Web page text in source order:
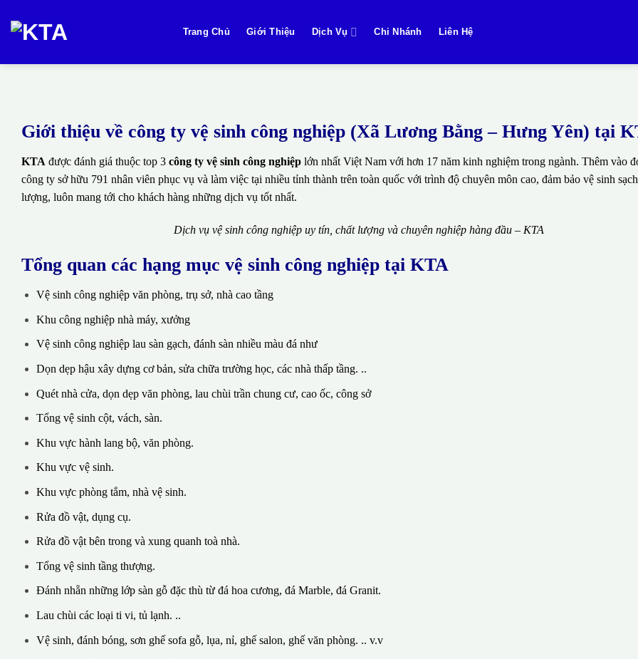
qua
dung
Trang Chủ Giới Thiệu Dịch Vụ Chi Nhánh Liên Hệ
Giới thiệu về công ty vệ sinh công nghiệp (Xã Lương Bằng – Hưng Yên) tại
KTA được đánh giá thuộc top 3 công ty vệ sinh công nghiệp lớn nhất Việt Nam với hơn 17 năm kinh nghiệm trong ngành. Thêm vào
công ty sở hữu 791 nhân viên phục vụ và làm việc tại nhiều tỉnh thành trên toàn quốc với trình độ chuyên môn cao, đảm bảo vệ sinh
lượng, luôn mang tới cho khách hàng những dịch vụ tốt nhất.
Dịch vụ vệ sinh công nghiệp uy tín, chất lượng và chuyên nghiệp hàng đầu – KTA
Tổng quan các hạng mục vệ sinh công nghiệp tại KTA
Vệ sinh công nghiệp văn phòng, trụ sở, nhà cao tầng
Khu công nghiệp nhà máy, xưởng
Vệ sinh công nghiệp lau sàn gạch, đánh sàn nhiều màu đá như
Dọn dẹp hậu xây dựng cơ bản, sửa chữa trường học, các nhà thấp tầng. ..
Quét nhà cửa, dọn dẹp văn phòng, lau chùi trần chung cư, cao ốc, công sở
Tổng vệ sinh cột, vách, sàn.
Khu vực hành lang bộ, văn phòng.
Khu vực vệ sinh.
Khu vực phòng tắm, nhà vệ sinh.
Rửa đồ vật, dụng cụ.
Rửa đồ vật bên trong và xung quanh toà nhà.
Tổng vệ sinh tầng thượng.
Đánh nhẵn những lớp sàn gỗ đặc thù từ đá hoa cương, đá Marble, đá Granit.
Lau chùi các loại ti vi, tủ lạnh. ..
Vệ sinh, đánh bóng, sơn ghế sofa gỗ, lụa, nỉ, ghế salon, ghế văn phòng. .. v.v